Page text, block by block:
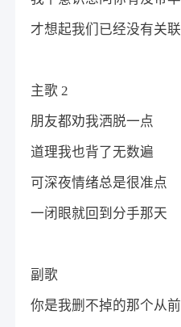
才想起我们已经没有关联
主歌 2
朋友都劝我洒脱一点
道理我也背了无数遍
可深夜情绪总是很准点
一闭眼就回到分手那天
副歌
你是我删不掉的那个从前